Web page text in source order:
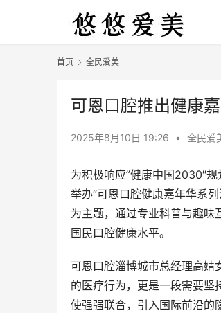
首页 全民爱美
可恩口腔推出健康
2025年8月10日 19:26 • 全民爱
为积极响应”健康中国2030″
举办“可恩口腔健康嘉年华系
为主题，通过专业科普与趣味
国民口腔健康水平。
可恩口腔淄博城市总经理高婧
的医疗行为，更是一段需要坚
使强强联合，引入国际前沿的